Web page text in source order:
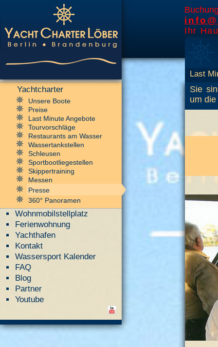
Ihr
Last
Yachtcharter
Unsere Boote
Preise
Last Minute Angebote
Tourvorschläge
Restaurants am Wasser
Wassertankstellen
Schleusen
Sportbootliegestellen
Skippertraining
Messen
Presse
360° Panoramen
Wohnmobilstellplatz
Ferienwohnung
Yachthafen
Kontakt
Wassersport Kalender
FAQ
Blog
Partner
Youtube
Sie
um